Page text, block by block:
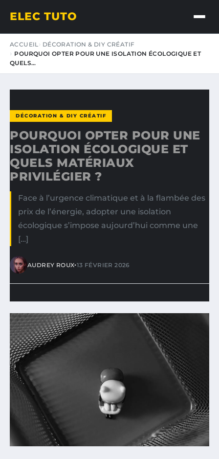
ELEC TUTO
ACCUEIL
DÉCORATION & DIY CRÉATIF
POURQUOI OPTER POUR UNE ISOLATION ÉCOLOGIQUE ET
QUELS…
DÉCORATION & DIY CRÉATIF
POURQUOI OPTER POUR UNE
ISOLATION ÉCOLOGIQUE ET
QUELS MATÉRIAUX
PRIVILÉGIER ?
Face à l’urgence climatique et à la flambée des
prix de l’énergie, adopter une isolation
écologique s’impose aujourd’hui comme une
[…]
AUDREY ROUX•13 FÉVRIER 2026